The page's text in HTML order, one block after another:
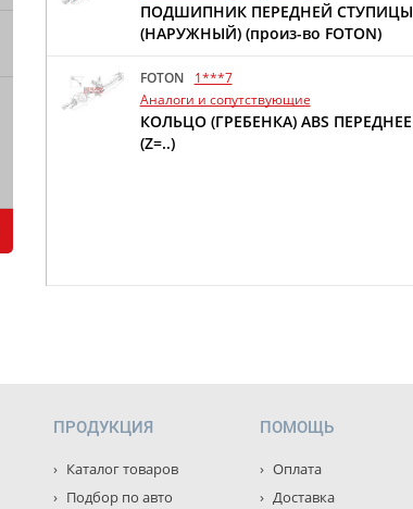
ПОДШИПНИК ПЕРЕДНЕЙ СТУПИЦЫ
(НАРУЖНЫЙ) (произ-во FOTON)
FOTON
1***7
Аналоги и сопутствующие
КОЛЬЦО (ГРЕБЕНКА) ABS ПЕРЕДНЕЕ
(Z=..)
ПРОДУКЦИЯ
Каталог товаров
Подбор по авто
ПОМОЩЬ
Оплата
Доставка